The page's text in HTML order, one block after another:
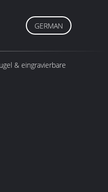
GERMAN
& eingravierbare